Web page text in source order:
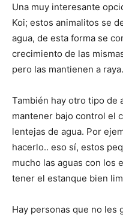
Una muy interesante
Koi; estos animalitos se
agua, de esta forma se
crecimiento de las
pero las mantienen a raya.
También hay otro tipo de
mantener bajo control el
lentejas de agua. Por
hacerlo.. eso sí, estos
mucho las aguas con los
tener el estanque bien
Hay personas que no les